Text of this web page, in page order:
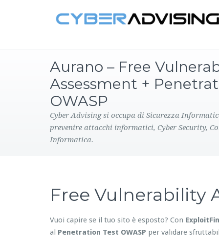
Aurano – Free
Assessment +
OWASP
Cyber Advising si occupa di Sicurezza
prevenire attacchi informatici, Cyber Security,
Informatica.
Free Vulnerability
Vuoi capire se il tuo sito è esposto? Con
al Penetration Test OWASP per validare